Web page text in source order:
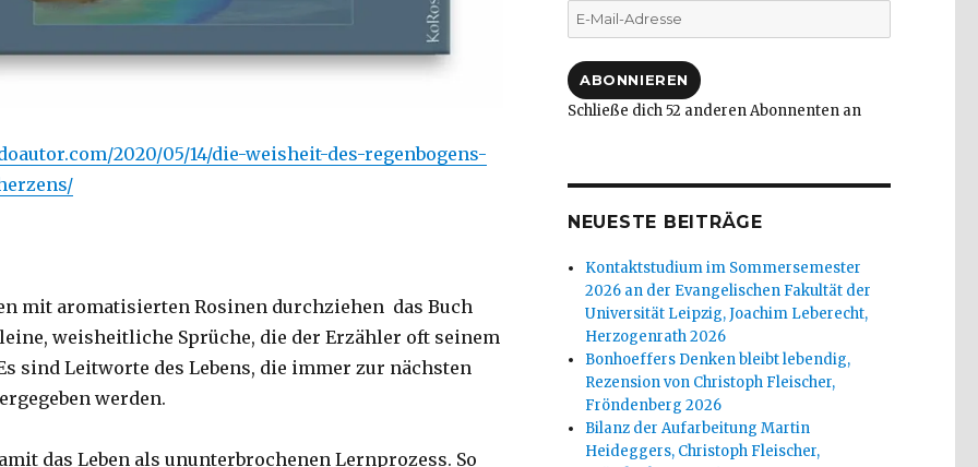
2020/05/14/die-weisheit-des-regenbogens-
mit aromatisierten Rosinen durchziehen das Buch
weisheitliche Sprüche, die der Erzähler oft seinem
sind Leitworte des Lebens, die immer zur nächsten
werden.
das Leben als ununterbrochenen Lernprozess. So
E-
Mail-
ABONNIEREN
Schließe dich 52 anderen Abonnenten an
NEUESTE BEITRÄGE
Kontaktstudium im Sommersemester
2026 an der Evangelischen Fakultät der
Universität Leipzig, Joachim Leberecht,
Herzogenrath 2026
Bonhoeffers Denken bleibt lebendig,
Rezension von Christoph Fleischer,
Fröndenberg 2026
Bilanz der Aufarbeitung Martin
Heideggers, Christoph Fleischer,